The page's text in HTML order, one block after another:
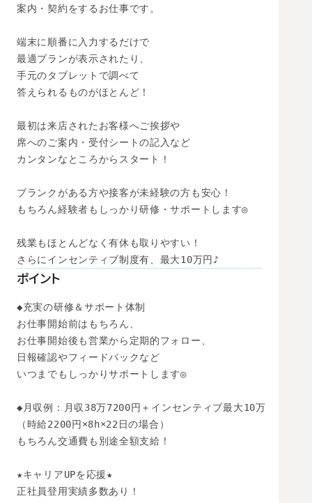
案内・契約をするお仕事です。
端末に順番に入力するだけで
最適プランが表示されたり、
手元のタブレットで調べて
答えられるものがほとんど！
最初は来店されたお客様へご挨拶や
席へのご案内・受付シートの記入など
カンタンなところからスタート！
ブランクがある方や接客が未経験の方も安心！
もちろん経験者もしっかり研修・サポートします◎
残業もほとんどなく有休も取りやすい！
さらにインセンティブ制度有、最大10万円♪
ポイント
◆充実の研修＆サポート体制
お仕事開始前はもちろん、
お仕事開始後も営業から定期的フォロー、
日報確認やフィードバックなど
いつまでもしっかりサポートします◎
◆月収例：月収38万7200円＋インセンティブ最大10万
（時給2200円×8h×22日の場合）
もちろん交通費も別途全額支給！
★キャリアUPを応援★
正社員登用実績多数あり！